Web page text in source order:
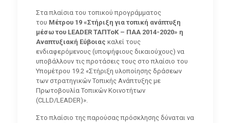
Στα πλαίσια του τοπικού προγράμματος
του Μέτρου 19 «Στήριξη για τοπική ανάπτυξη
μέσω του LEADER ΤΑΠΤοΚ – ΠΑΑ 2014-2020» η
Aναπτυξιακή Eύβοιας καλεί τους
ενδιαφερόμενους (υποψήφιους δικαιούχους) να
υποβάλλουν τις προτάσεις τους στο πλαίσιο του
Υπομέτρου 19.2 «Στήριξη υλοποίησης δράσεων
των στρατηγικών Τοπικής Ανάπτυξης με
Πρωτοβουλία Τοπικών Κοινοτήτων
(CLLD/LEADER)».
Στο πλαίσιο της παρούσας πρόσκλησης δύναται να